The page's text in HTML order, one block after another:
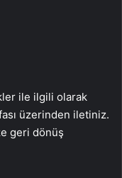
ile ilgili olarak
üzerinden iletiniz.
geri dönüş